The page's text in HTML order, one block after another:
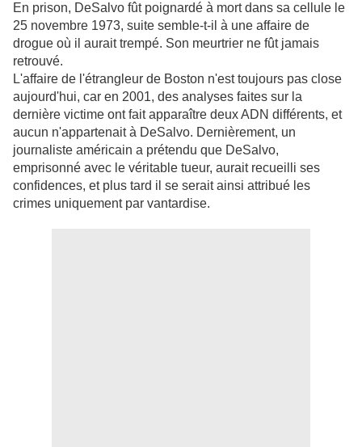
En prison, DeSalvo fût poignardé à mort dans sa cellule le
25 novembre 1973, suite semble-t-il à une affaire de
drogue où il aurait trempé. Son meurtrier ne fût jamais
retrouvé.
L'affaire de l'étrangleur de Boston n'est toujours pas close
aujourd'hui, car en 2001, des analyses faites sur la
dernière victime ont fait apparaître deux ADN différents, et
aucun n'appartenait à DeSalvo. Dernièrement, un
journaliste américain a prétendu que DeSalvo,
emprisonné avec le véritable tueur, aurait recueilli ses
confidences, et plus tard il se serait ainsi attribué les
crimes uniquement par vantardise.